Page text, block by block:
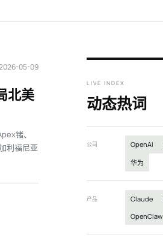
05-09
北美
锗、
利福尼亚
LIVE INDEX
动态热词
公司 OpenAI
华为
产品 Claude
OpenClaw